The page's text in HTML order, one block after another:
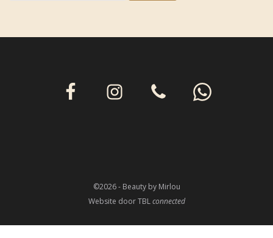
©2026 - Beauty by Mirlou
Website doorTBLconnected